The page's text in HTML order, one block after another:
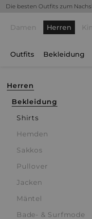
Die besten Outfits zum
Damen Herren
Outfits Bekleidung
Herren
Bekleidung
Shirts
Hemden
Sakkos
Pullover
Jacken
Mäntel
Bade- & Surfmode